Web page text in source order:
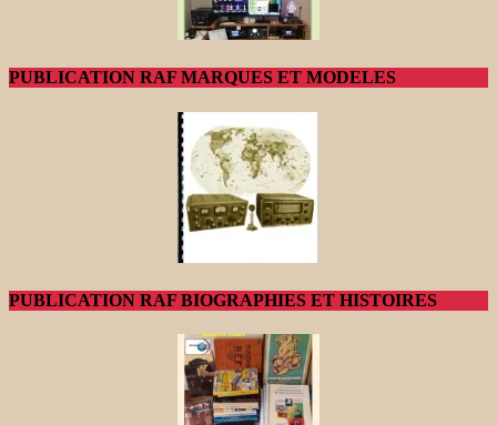
PUBLICATION RAF MARQUES ET MODELES
PUBLICATION RAF BIOGRAPHIES ET HISTOIRES